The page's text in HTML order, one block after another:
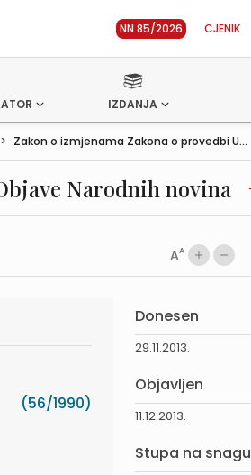
NN 85/2026 CJENIK
IZDANJA
> Zakon o izmjenama Zakona o provedbi U...
Narodnih novina
AA
(56/1990)
Donesen
29.11.2013.
Objavljen
11.12.2013.
Stupa na snagu